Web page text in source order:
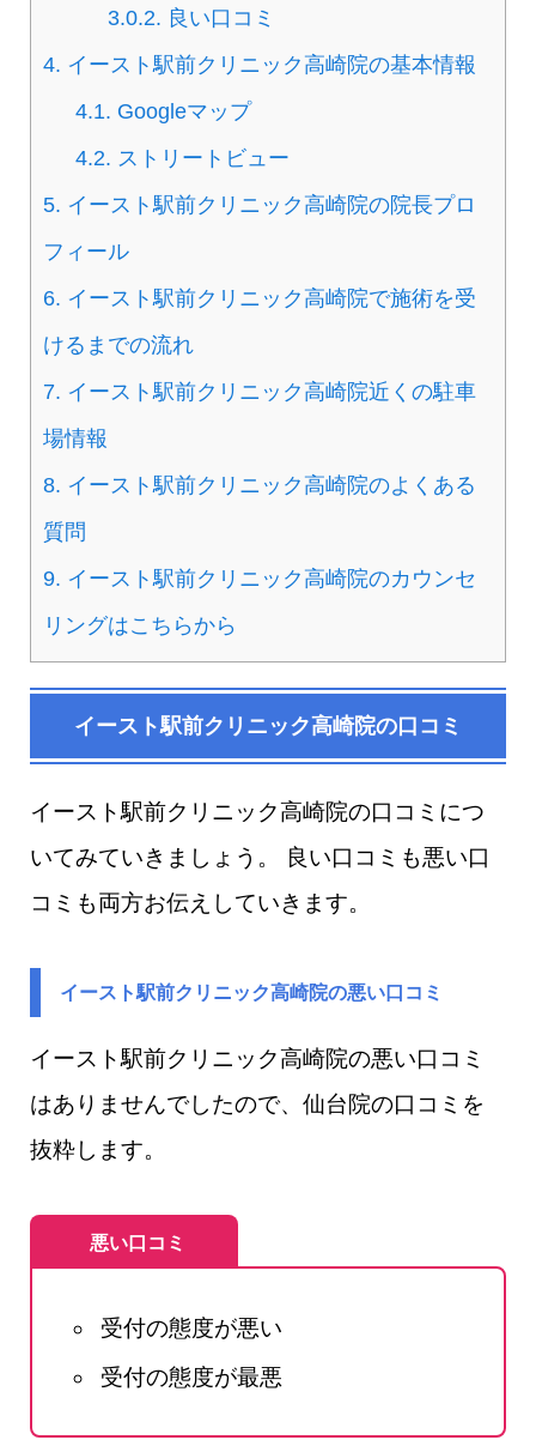
3.0.2. 良い口コミ
4. イースト駅前クリニック高崎院の基本情報
4.1. Googleマップ
4.2. ストリートビュー
5. イースト駅前クリニック高崎院の院長プロ
フィール
6. イースト駅前クリニック高崎院で施術を受
けるまでの流れ
7. イースト駅前クリニック高崎院近くの駐車
場情報
8. イースト駅前クリニック高崎院のよくある
質問
9. イースト駅前クリニック高崎院のカウンセ
リングはこちらから
イースト駅前クリニック高崎院の口コミ
イースト駅前クリニック高崎院の口コミにつ
いてみていきましょう。 良い口コミも悪い口
コミも両方お伝えしていきます。
イースト駅前クリニック高崎院の悪い口コミ
イースト駅前クリニック高崎院​の悪い口コミ
はありませんでしたので、仙台院の口コミを
抜粋します。
悪い口コミ
受付の態度が悪い
受付の態度が最悪